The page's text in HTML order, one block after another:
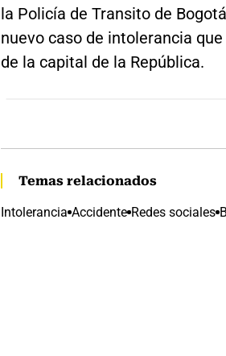
la Policía de Transito de
nuevo caso de intolerancia
de la capital de la República.
Temas relacionados
Intolerancia Accidente Redes sociales